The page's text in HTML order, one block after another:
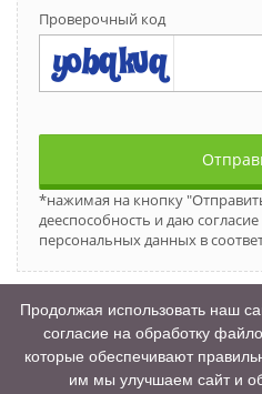
Проверочный код
*нажимая на кнопку
дееспособность и даю
персональных данных в
2017-2026 © Все права защищены.
Продолжая использовать наш
согласие на обработку
которые обеспечивают
им мы улучшаем сайт и